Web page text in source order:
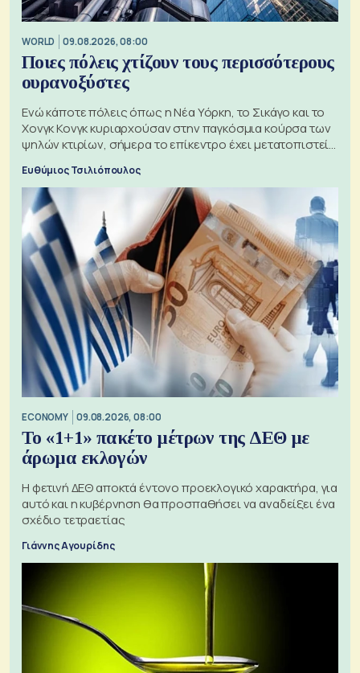
WORLD 09.08.2026, 08:00
Ποιες πόλεις χτίζουν τους περισσότερους
ουρανοξύστες
Ενώ κάποτε πόλεις όπως η Νέα Υόρκη, το Σικάγο και το
Χονγκ Κονγκ κυριαρχούσαν στην παγκόσμια κούρσα των
ψηλών κτιρίων, σήμερα το επίκεντρο έχει μετατοπιστεί
Ευθύμιος Τσιλιόπουλος
ECONOMY 09.08.2026, 08:00
Το «1+1» πακέτο μέτρων της ΔΕΘ με
άρωμα εκλογών
Η φετινή ΔΕΘ αποκτά έντονο προεκλογικό χαρακτήρα, για
αυτό και η κυβέρνηση θα προσπαθήσει να αναδείξει ένα
σχέδιο τετραετίας
Γιάννης Αγουρίδης